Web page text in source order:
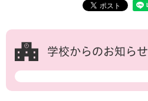
学校からのお知らせ